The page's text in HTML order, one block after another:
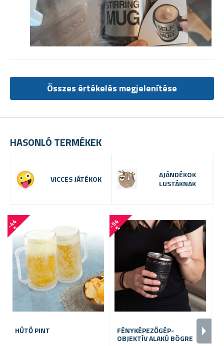
HASONLÓ TERMÉKEK
VICCES JÁTÉKOK
AJÁNDÉKOK
LUSTÁKNAK
-
4
4
%
HŰTŐ PINT
-
5
4
%
FÉNYKÉPEZŐGÉP-
OBJEKTÍV ALAKÚ BÖGRE
Összes értékelés megjelenítése